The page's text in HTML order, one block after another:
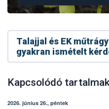
TALAJVÉDELMI
Talajjal és EK
gyakran ismételt
Kapcsolódó
2026. június 26., péntek